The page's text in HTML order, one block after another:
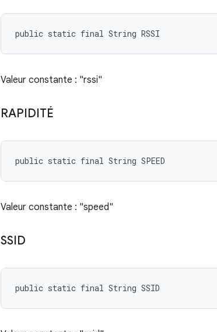
public static final String RSSI
Valeur constante : "rssi"
RAPIDITÉ
public static final String SPEED
Valeur constante : "speed"
SSID
public static final String SSID